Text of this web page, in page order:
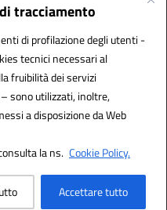
tracciamento
di profilazione degli utenti -
tecnici necessari al
fruibilità dei servizi
sono utilizzati, inoltre,
a disposizione da Web
la ns. Cookie Policy.
Accettare tutto
- 91025 Marsala
3D Solution S.r.l.
Designers Italia